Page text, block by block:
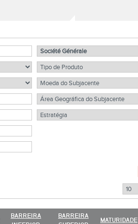
BARREIRA
BARREIRA
MATURIDADE